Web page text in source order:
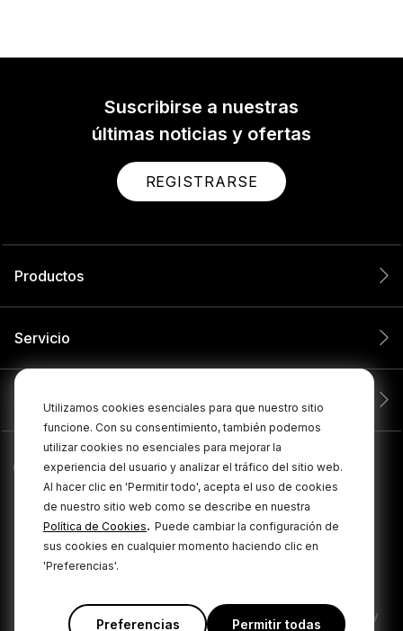
Utilizamos cookies esenciales para que nuestro sitio
funcione. Con su consentimiento, también podemos
utilizar cookies no esenciales para mejorar la
experiencia del usuario y analizar el tráfico del sitio web.
Al hacer clic en 'Permitir todo', acepta el uso de cookies
de nuestro sitio web como se describe en nuestra
Política de Cookies. Puede cambiar la configuración de
sus cookies en cualquier momento haciendo clic en
'Preferencias'.
Preferencias Permitir todas
Suscribirse a nuestras
últimas noticias y ofertas
REGISTRARSE
Productos
Servicio
Compañía
Política de privacidad Términos y condiciones Cookie Policy